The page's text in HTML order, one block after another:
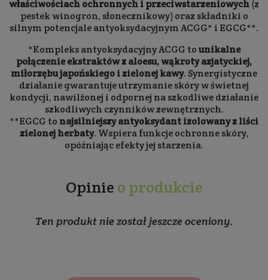
właściwościach ochronnych i przeciwstarzeniowych(z
pestek winogron, słonecznikowy) oraz składniki o
silnym potencjale antyoksydacyjnym ACGG* i EGCG**.
*Kompleks antyoksydacyjny ACGG tounikalne
połączenie ekstraktów z aloesu, wąkroty azjatyckiej,
miłorzębu japońskiego i zielonej kawy. Synergistyczne
działanie gwarantuje utrzymanie skóry w świetnej
kondycji, nawilżonej i odpornej na szkodliwe działanie
szkodliwych czynników zewnętrznych.
**EGCG to najsilniejszy antyoksydant izolowany z liści
zielonej herbaty. Wspiera funkcje ochronne skóry,
opóźniając efekty jej starzenia.
Opinie o produkcie
Ten produkt nie został jeszcze oceniony.